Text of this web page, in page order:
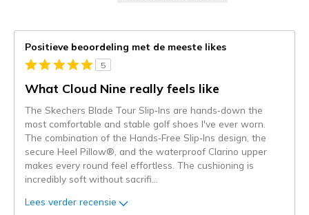
Positieve beoordeling met de meeste likes
5
What Cloud Nine really feels like
The Skechers Blade Tour Slip‑Ins are hands‑down the
most comfortable and stable golf shoes I've ever worn.
The combination of the Hands‑Free Slip‑Ins design, the
secure Heel Pillow®, and the waterproof Clarino upper
makes every round feel effortless. The cushioning is
incredibly soft without sacrifi
Lees verder recensie